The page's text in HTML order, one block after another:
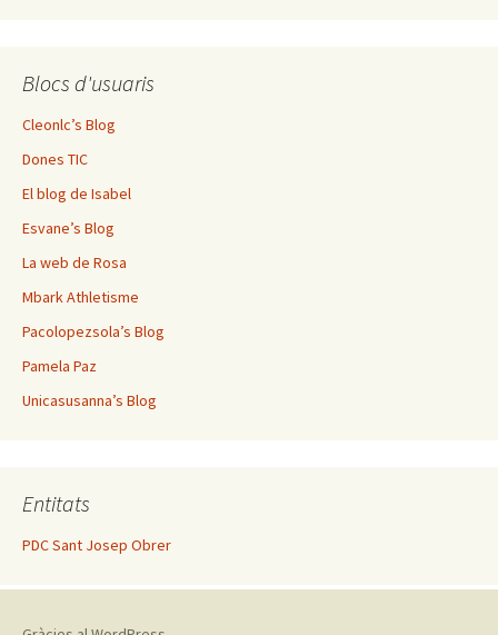
Blocs d'usuaris
Cleonlc’s Blog
Dones TIC
El blog de Isabel
Esvane’s Blog
La web de Rosa
Mbark Athletisme
Pacolopezsola’s Blog
Pamela Paz
Unicasusanna’s Blog
Entitats
PDC Sant Josep Obrer